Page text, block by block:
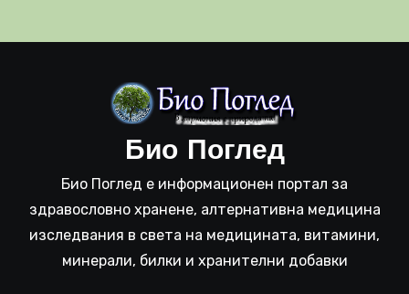
Био Поглед
Био Поглед е информационен портал за
здравословно хранене, алтернативна медицина
изследвания в света на медицината, витамини,
минерали, билки и хранителни добавки